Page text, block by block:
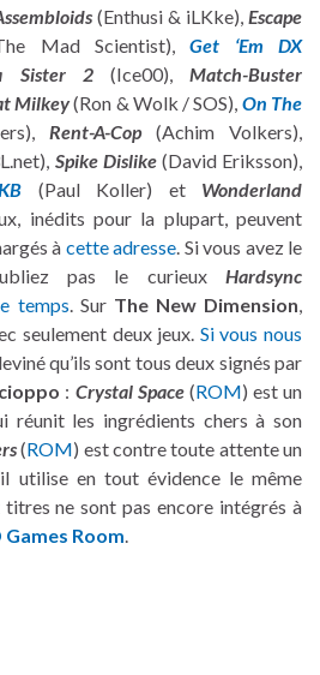
(Enthusi & iLKke), Escape
Mad Scientist),Get ‘Em DX
Sister 2(Ice00),Match-Buster
Milkey(Ron & Wolk / SOS), On The
Rent-A-Cop(Achim Volkers),
Spike Dislike(David Eriksson),
(Paul Koller) et Wonderland
inédits pour la plupart, peuvent
à cette adresse. Si vous avez le
pas le curieux Hardsync
temps. Sur The New Dimension,
seulement deux jeux. Si vous nous
qu’ils sont tous deux signés par
: Crystal Space(ROM) est un
réunit les ingrédients chers à son
(ROM) est contre toute attente un
utilise en tout évidence le même
titres ne sont pas encore intégrés à
Games Room.